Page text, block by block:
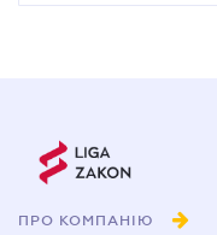
ПРО КОМПАНІЮ